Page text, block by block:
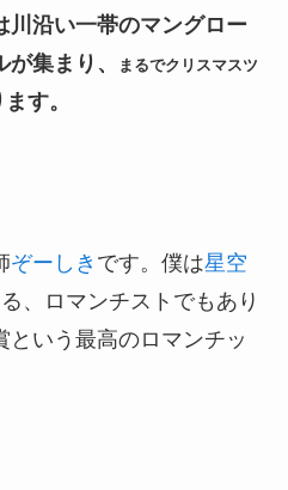
川沿い一帯のマングロー
集まり、
まるでクリスマスツ
す。
ぞーしき です。僕は星空
、ロマンチストでもあり
という最高のロマンチッ